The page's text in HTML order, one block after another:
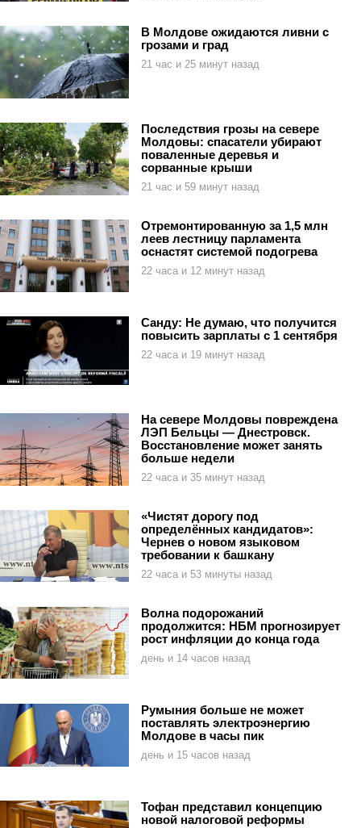
В Молдове ожидаются ливни с
грозами и град
21 час и 25 минут назад
Последствия грозы на севере
Молдовы: спасатели убирают
поваленные деревья и
сорванные крыши
21 час и 59 минут назад
Отремонтированную за 1,5 млн
леев лестницу парламента
оснастят системой подогрева
22 часа и 12 минут назад
Санду: Не думаю, что получится
повысить зарплаты с 1 сентября
22 часа и 19 минут назад
На севере Молдовы повреждена
ЛЭП Бельцы — Днестровск.
Восстановление может занять
больше недели
22 часа и 35 минут назад
«Чистят дорогу под
определённых кандидатов»:
Чернев о новом языковом
требовании к башкану
22 часа и 53 минуты назад
Волна подорожаний
продолжится: НБМ прогнозирует
рост инфляции до конца года
день и 14 часов назад
Румыния больше не может
поставлять электроэнергию
Молдове в часы пик
день и 15 часов назад
Тофан представил концепцию
новой налоговой реформы